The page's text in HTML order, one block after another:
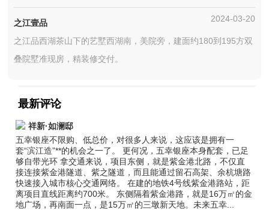
之江壹品 2024-03-20
之江品西湖茶山下的艺墅西湖南，美院旁，建面约180到195方双
叠院墅准现房，精装修交付。
最新评论
祥新·如澜邸
五幸银座不限购、低总价，对很多人来说，这应该是拥有一
套“滨江造”**的机会之一了。 更何况，五幸银座本身配套，已足
够自带光环 拿交通来说，项目东侧，就是紫金港北路，不仅直
接连接紫金港隧道、紫之隧道，而且能通过留石高架、余杭塘路
快速接入城市核心交通网络。 在建的地铁4号线紫金港路站，距
离项目直线距离约700米。 东侧隔着紫金港路，就是16万㎡的金
地广场，再南面一点，是15万㎡的三墩新天地。未来五幸...